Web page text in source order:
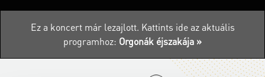
Ez a koncert már lezajlott. Kattints ide az aktuális
programhoz: Orgonák éjszakája »